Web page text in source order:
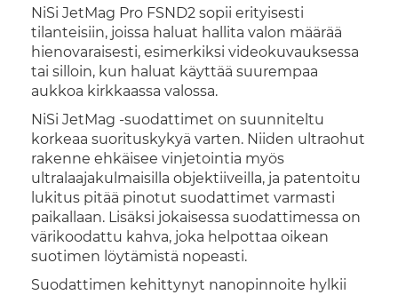
NiSi JetMag Pro FSND2 sopii erityisesti
tilanteisiin, joissa haluat hallita valon määrää
hienovaraisesti, esimerkiksi videokuvauksessa
tai silloin, kun haluat käyttää suurempaa
aukkoa kirkkaassa valossa.
NiSi JetMag -suodattimet on suunniteltu
korkeaa suorituskykyä varten. Niiden ultraohut
rakenne ehkäisee vinjetointia myös
ultralaajakulmaisilla objektiiveilla, ja patentoitu
lukitus pitää pinotut suodattimet varmasti
paikallaan. Lisäksi jokaisessa suodattimessa on
värikoodattu kahva, joka helpottaa oikean
suotimen löytämistä nopeasti.
Suodattimen kehittynyt nanopinnoite hylkii